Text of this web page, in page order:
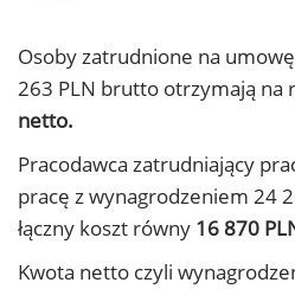
Osoby zatrudnione na
263 PLN brutto otrzymają na
netto.
Pracodawca zatrudniający
pracę z wynagrodzeniem 24
łączny koszt równy 16 870
Kwota netto czyli